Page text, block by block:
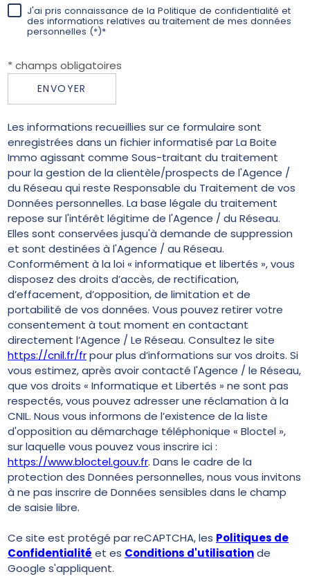
J'ai pris connaissance de la Politique de confidentialité et
des informations relatives au traitement de mes données
personnelles (*)*
* champs obligatoires
ENVOYER
Les informations recueillies sur ce formulaire sont
enregistrées dans un fichier informatisé par La Boite
Immo agissant comme Sous-traitant du traitement
pour la gestion de la clientèle/prospects de l'Agence /
du Réseau qui reste Responsable du Traitement de vos
Données personnelles. La base légale du traitement
repose sur l'intérêt légitime de l'Agence / du Réseau.
Elles sont conservées jusqu'à demande de suppression
et sont destinées à l'Agence / au Réseau.
Conformément à la loi « informatique et libertés », vous
disposez des droits d’accès, de rectification,
d’effacement, d’opposition, de limitation et de
portabilité de vos données. Vous pouvez retirer votre
consentement à tout moment en contactant
directement l’Agence / Le Réseau. Consultez le site
https://cnil.fr/frpour plus d’informations sur vos droits. Si
vous estimez, après avoir contacté l'Agence / le Réseau,
que vos droits « Informatique et Libertés » ne sont pas
respectés, vous pouvez adresser une réclamation à la
CNIL. Nous vous informons de l’existence de la liste
d'opposition au démarchage téléphonique « Bloctel »,
sur laquelle vous pouvez vous inscrire ici :
https://www.bloctel.gouv.fr. Dans le cadre de la
protection des Données personnelles, nous vous invitons
à ne pas inscrire de Données sensibles dans le champ
de saisie libre.
Ce site est protégé par reCAPTCHA, les Politiques de
Confidentialité et es Conditions d'utilisationde
Google s'appliquent.